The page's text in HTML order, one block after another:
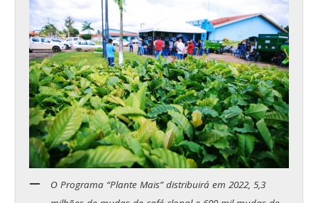
O Programa “Plante Mais” distribuirá em 2022, 5,3